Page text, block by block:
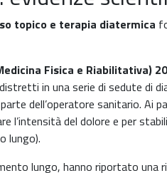
topico e terapia diatermica
Fisica e Riabilitativa)
in una serie di sedute di
dell’operatore sanitario. Ai
l’intensità del dolore e per
lungo).
lungo, hanno riportato una